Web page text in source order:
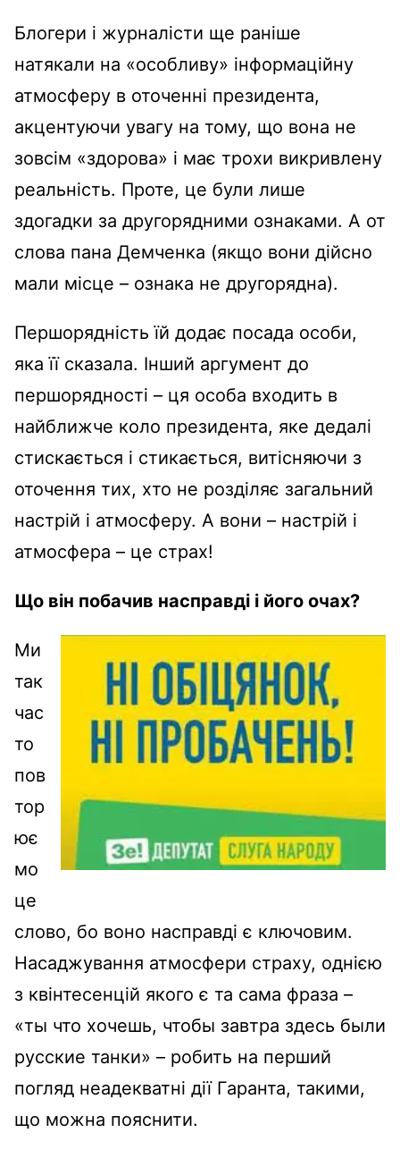
Блогери і журналісти ще раніше
натякали на «особливу» інформаційну
атмосферу в оточенні президента,
акцентуючи увагу на тому, що вона не
зовсім «здорова» і має трохи викривлену
реальність. Проте, це були лише
здогадки за другорядними ознаками. А от
слова пана Демченка (якщо вони дійсно
мали місце – ознака не другорядна).
Першорядність їй додає посада особи,
яка її сказала. Інший аргумент до
першорядності – ця особа входить в
найближче коло президента, яке дедалі
стискається і стикається, витісняючи з
оточення тих, хто не розділяє загальний
настрій і атмосферу. А вони – настрій і
атмосфера – це страх!
Що він побачив насправді і його очах?
Ми
так
час
то
пов
тор
ює
мо
це
слово, бо воно насправді є ключовим.
Насаджування атмосфери страху, однією
з квінтесенцій якого є та сама фраза –
«ты что хочешь, чтобы завтра здесь были
русские танки» – робить на перший
погляд неадекватні дії Гаранта, такими,
що можна пояснити.